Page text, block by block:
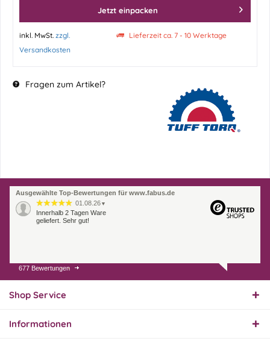
Jetzt einpacken
inkl. MwSt. zzgl.
Versandkosten
Lieferzeit ca. 7 - 10 Werktage
Fragen zum Artikel?
Ausgewählte Top-Bewertungen für www.fabus.de
01.08.26 ▼
Innerhalb 2 Tagen Ware
geliefert. Sehr gut!
31.07.26
Super schnelle Lieferung,
hervorragend. Gerne
677 Bewertungen
Shop Service
Informationen